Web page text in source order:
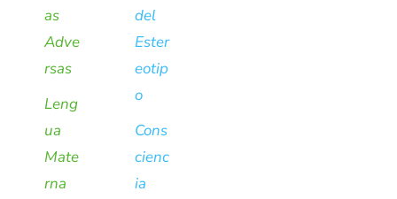
as
Adve
rsas
Leng
ua
Mate
rna
del
Ester
eotip
o
Cons
cienc
ia